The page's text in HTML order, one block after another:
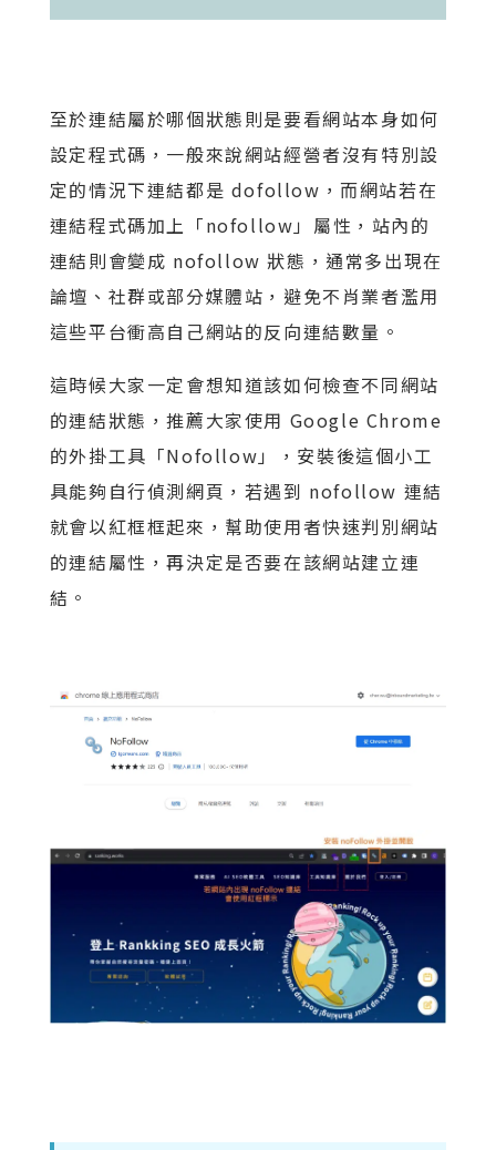
至於連結屬於哪個狀態則是要看網站本身如何
設定程式碼，一般來說網站經營者沒有特別設
定的情況下連結都是 dofollow，而網站若在
連結程式碼加上「nofollow」屬性，站內的
連結則會變成 nofollow 狀態，通常多出現在
論壇、社群或部分媒體站，避免不肖業者濫用
這些平台衝高自己網站的反向連結數量。
這時候大家一定會想知道該如何檢查不同網站
的連結狀態，推薦大家使用 Google Chrome
的外掛工具「Nofollow」，安裝後這個小工
具能夠自行偵測網頁，若遇到 nofollow 連結
就會以紅框框起來，幫助使用者快速判別網站
的連結屬性，再決定是否要在該網站建立連
結。